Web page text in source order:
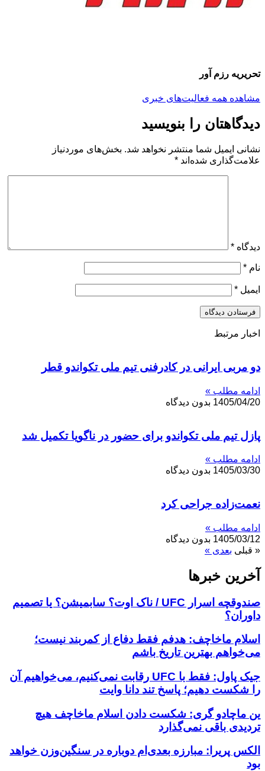
تحریریه رزم آور
مشاهده همه فعالیت‌های خبری
دیدگاهتان را بنویسید
نشانی ایمیل شما منتشر نخواهد شد. بخش‌های موردنیاز
علامت‌گذاری شده‌اند *
دیدگاه *
نام *
ایمیل *
اخبار مرتبط
دو مربی ایرانی در کادرفنی تیم ملی تکواندو قطر
ادامه مطلب »
1405/04/20 بدون دیدگاه
پازل تیم ملی تکواندو برای حضور در ناگویا تکمیل شد
ادامه مطلب »
1405/03/30 بدون دیدگاه
نعمت‌زاده جراحی کرد
ادامه مطلب »
1405/03/12 بدون دیدگاه
« قبلی بعدی »
آخرین خبر‌‌ها
صندوقچه اسرار UFC / ناک اوت؟ سابمیشن؟ یا تصمیم
داوران؟
اسلام ماخاچف: هدفم فقط دفاع از کمربند نیست؛
می‌خواهم بهترین تاریخ باشم
جیک پاول: فقط با UFC رقابت نمی‌کنیم، می‌خواهیم آن
را شکست دهیم؛ پاسخ تند دانا وایت
ین ماچادو گری: شکست دادن اسلام ماخاچف هیچ
تردیدی باقی نمی‌گذارد
الکس پریرا: مبارزه بعدی‌ام دوباره در سنگین‌وزن خواهد
بود